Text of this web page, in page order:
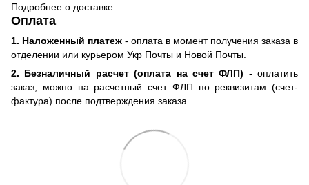
Подробнее о доставке
Оплата
1. Наложенный платеж - оплата в момент получения заказа в
отделении или курьером Укр Почты и Новой Почты.
2. Безналичный расчет (оплата на счет ФЛП) -оплатить
заказ, можно на расчетный счет ФЛП по реквизитам (счет-
фактура) после подтверждения заказа.